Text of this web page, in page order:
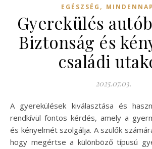
EGÉSZSÉG ,
Gyerekülés
Biztonság és
családi
2025.07.03.
A gyerekülések kiválasztása és használata az autóban
rendkívül fontos kérdés, amely a
és kényelmét szolgálja. A szülők
hogy megértse a különböző típusú